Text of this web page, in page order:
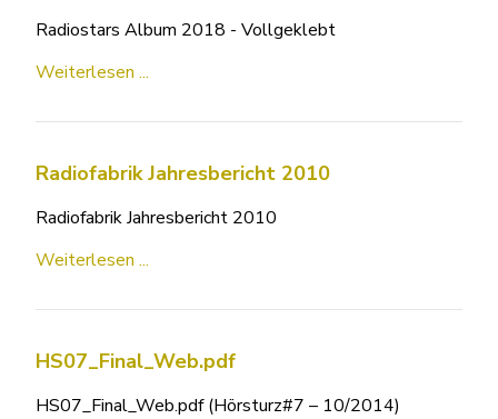
Radiostars Album 2018 - Vollgeklebt
Weiterlesen ...
Radiofabrik Jahresbericht 2010
Radiofabrik Jahresbericht 2010
Weiterlesen ...
HS07_Final_Web.pdf
HS07_Final_Web.pdf (Hörsturz#7 – 10/2014)